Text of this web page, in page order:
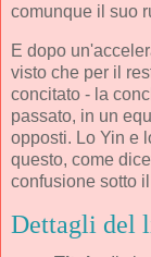
comunque il suo
E dopo
visto che per il
concitato - la
passato, in un
opposti. Lo Yin e
questo, come
confusione sotto
Dettagli del